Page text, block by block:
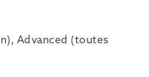
Advanced (toutes